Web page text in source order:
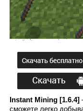
Instant Mining [1.6.4]
сможете легко